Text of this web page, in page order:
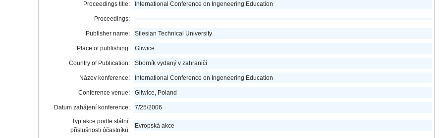
Proceedings title: International Conference on Ingeneering Education
Proceedings:
Publisher name: Silesian Technical University
Place of publishing: Gliwice
Country of Publication: Sborník vydaný v zahraničí
Název konference: International Conference on Ingeneering Education
Conference venue: Gliwice, Poland
Datum zahájení konference:
7/25/2006
Typ akce podle státní
příslušnosti účastníků:
Evropská akce